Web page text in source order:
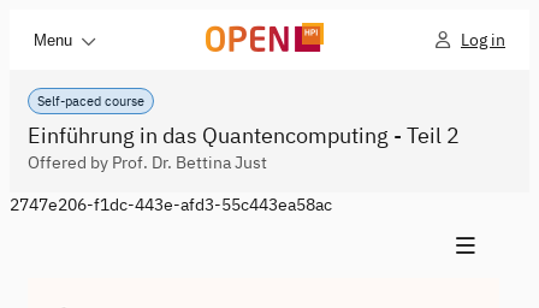
Menu Log in
Self-paced course
Einführung in das Quantencomputing - Teil 2
Offered by Prof. Dr. Bettina Just
2747e206-f1dc-443e-afd3-55c443ea58ac